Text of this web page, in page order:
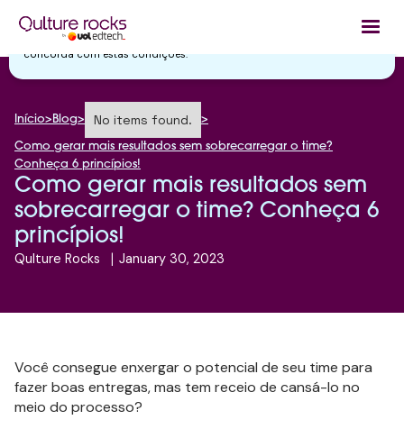
Utilizamos cookies essenciais e tecnologias semelhantes de acordo
com a nossaPolítica de Privacidade
concorda com estas condições.
Início> Blog> No items found. >
Como gerar mais resultados sem sobrecarregar o time?
Conheça 6 princípios!
Como gerar mais resultados sem
sobrecarregar o time? Conheça 6
princípios!
Qulture Rocks | January 30, 2023
Você consegue enxergar o potencial de seu time para
fazer boas entregas, mas tem receio de cansá-lo no
meio do processo?